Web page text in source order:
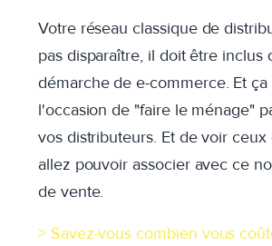
Votre réseau classique de
pas disparaître, il doit être inclus
démarche de e-commerce. Et
l'occasion de "faire le ménage"
vos distributeurs. Et de voir ceux
allez pouvoir associer avec ce
de vente.
> Savez-vous combien vous